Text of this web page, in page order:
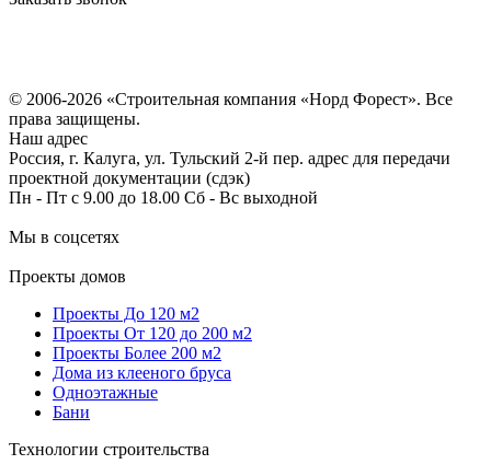
© 2006-2026 «Строительная компания «Норд Форест». Все
права защищены.
Наш адрес
Россия, г. Калуга, ул. Тульский 2-й пер. адрес для передачи
проектной документации (сдэк)
Пн - Пт с 9.00 до 18.00 Сб - Вс выходной
Мы в соцсетях
Проекты домов
Проекты До 120 м2
Проекты От 120 до 200 м2
Проекты Более 200 м2
Дома из клееного бруса
Одноэтажные
Бани
Технологии строительства